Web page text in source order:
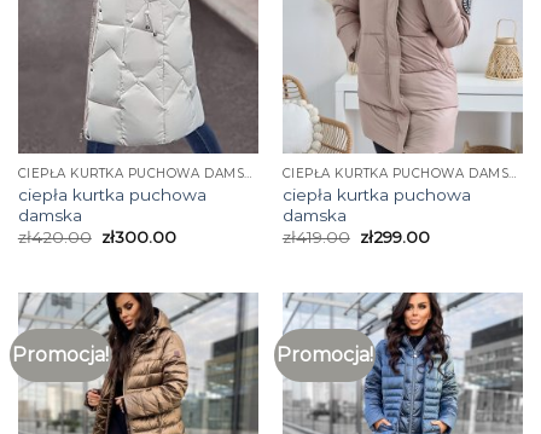
CIEPŁA KURTKA PUCHOWA DAMSKA
ciepła kurtka puchowa
damska
zł420.00 zł300.00
CIEPŁA KURTKA PUCHOWA DAMSKA
ciepła kurtka puchowa
damska
zł419.00 zł299.00
Promocja! Promocja!